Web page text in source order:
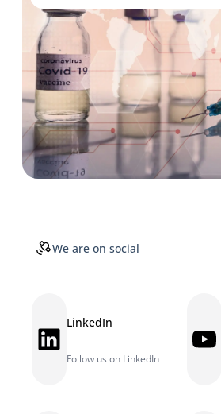
We are on social
LinkedIn LinkedIn
Follow us on LinkedIn
YouTube